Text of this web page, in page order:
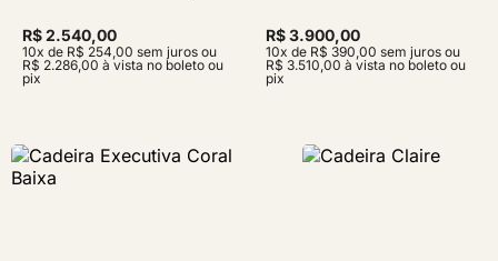
R$ 2.540,00
10x de R$ 254,00 sem juros ou
R$ 2.286,00 à vista no boleto ou
pix
R$ 3.900,00
10x de R$ 390,00 sem juros ou
R$ 3.510,00 à vista no boleto ou
pix